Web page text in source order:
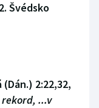
Švédsko
2:22,32,
rekord, ...v